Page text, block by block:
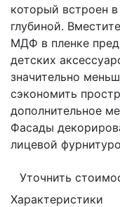
который встроен
глубиной.
МДФ в пленке
детских
значительно
сэкономить
дополнительное
Фасады
лицевой
Уточнить
Характеристики